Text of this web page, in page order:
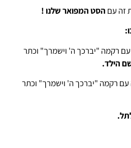
זה עם הסט המפואר שלנו !
רקמה "יברכך ה' וישמרך" וכתר
הילד.
רקמה "יברכך ה' וישמרך" וכתר